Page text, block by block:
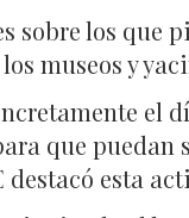
sobre los
los museos y
el
que puedan
esta